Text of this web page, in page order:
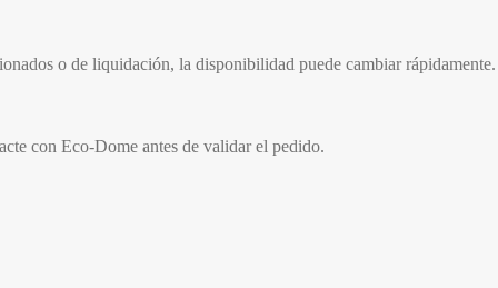
o de liquidación, la disponibilidad puede cambiar rápidamente.
con Eco-Dome antes de validar el pedido.